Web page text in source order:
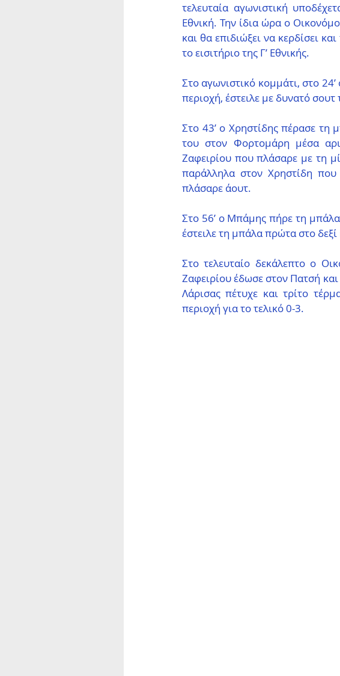
τελευταία αγωνιστική
Εθνική. Την ίδια ώρα ο
και θα επιδιώξει να κερδίσει
το εισιτήριο της Γ’ Εθνικής.
Στο αγωνιστικό κομμάτι, στο
περιοχή, έστειλε με δυνατό
Στο 43’ ο Χρηστίδης πέρασε τη
του στον Φορτομάρη μέσα
Ζαφειρίου που πλάσαρε με τη
παράλληλα στον Χρηστίδη
πλάσαρε άουτ.
Στο 56’ ο Μπάμης πήρε τη
έστειλε τη μπάλα πρώτα στο
Στο τελευταίο δεκάλεπτο ο
Ζαφειρίου έδωσε στον Πατσή
Λάρισας πέτυχε και τρίτο
περιοχή για το τελικό 0-3.